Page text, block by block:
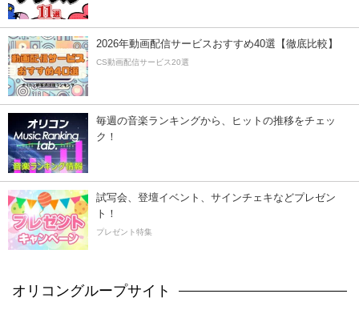
2026年動画配信サービスおすすめ40選【徹底比較】
CS動画配信サービス20選
毎週の音楽ランキングから、ヒットの推移をチェッ
ク！
試写会、登壇イベント、サインチェキなどプレゼン
ト！
プレゼント特集
オリコングループサイト